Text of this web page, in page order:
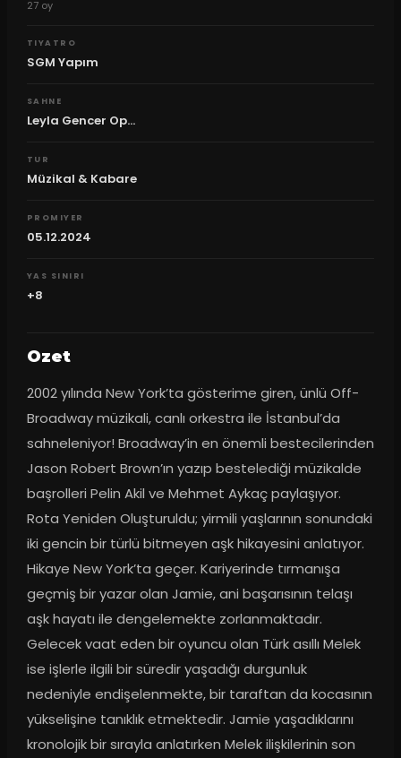
27oy
TIYATRO
SGM Yapım
SAHNE
Leyla Gencer Op...
TUR
Müzikal & Kabare
PROMIYER
05.12.2024
YAS SINIRI
+8
Ozet
2002 yılında New York’ta gösterime giren, ünlü Off-
Broadway müzikali, canlı orkestra ile İstanbul’da
sahneleniyor! Broadway’in en önemli bestecilerinden
Jason Robert Brown’ın yazıp bestelediği müzikalde
başrolleri Pelin Akil ve Mehmet Aykaç paylaşıyor.
Rota Yeniden Oluşturuldu; yirmili yaşlarının sonundaki
iki gencin bir türlü bitmeyen aşk hikayesini anlatıyor.
Hikaye New York’ta geçer. Kariyerinde tırmanışa
geçmiş bir yazar olan Jamie, ani başarısının telaşı
aşk hayatı ile dengelemekte zorlanmaktadır.
Gelecek vaat eden bir oyuncu olan Türk asıllı Melek
ise işlerle ilgili bir süredir yaşadığı durgunluk
nedeniyle endişelenmekte, bir taraftan da kocasının
yükselişine tanıklık etmektedir. Jamie yaşadıklarını
kronolojik bir sırayla anlatırken Melek ilişkilerinin son